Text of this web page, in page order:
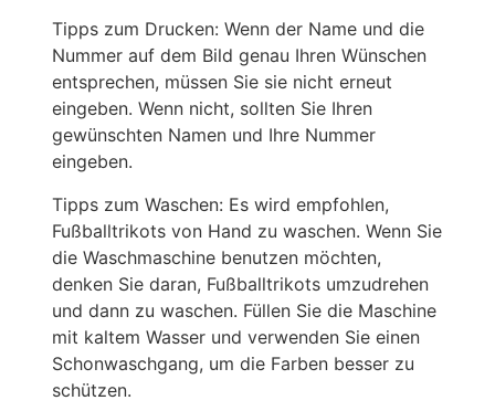
Tipps zum Drucken: Wenn der Name und die
Nummer auf dem Bild genau Ihren Wünschen
entsprechen, müssen Sie sie nicht erneut
eingeben. Wenn nicht, sollten Sie Ihren
gewünschten Namen und Ihre Nummer
eingeben.
Tipps zum Waschen: Es wird empfohlen,
Fußballtrikots von Hand zu waschen. Wenn Sie
die Waschmaschine benutzen möchten,
denken Sie daran, Fußballtrikots umzudrehen
und dann zu waschen. Füllen Sie die Maschine
mit kaltem Wasser und verwenden Sie einen
Schonwaschgang, um die Farben besser zu
schützen.